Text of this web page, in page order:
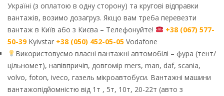
Україні (з оплатою в одну сторону) та кругові відправки
вантажів, возимо дозагруз. Якщо вам треба перевезти
вантаж в Київ або з Києва – Телефонуйте!
+38 (067) 577-
50-39Kyivstar +38 (050) 452-05-05 Vodafone
Використовуємо власні вантажні автомобілі – фура (тент/
цільномет), напівпричіп, довгомір mers, man, daf, scania,
volvo, foton, iveco, газель мікроавтобуси. Вантажні машини
вантажопідйомністю від 1т , 5т, 10т, 20-22т (авто з